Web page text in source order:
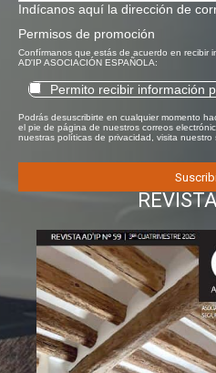
Indícanos aquí la dirección de
Permisos de promoción
Confírmanos que estás de acuerdo en recibir
AD'IP ASOCIACIÓN ESPAÑOLA:
Permito recibir información
Podrás desuscribirte en cualquier momento
el pie de página de nuestros correos
nuestras políticas de privacidad, visita nuestro